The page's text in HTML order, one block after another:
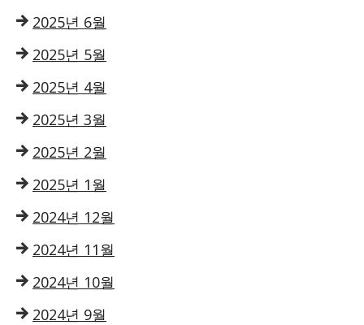
2025년 6월
2025년 5월
2025년 4월
2025년 3월
2025년 2월
2025년 1월
2024년 12월
2024년 11월
2024년 10월
2024년 9월